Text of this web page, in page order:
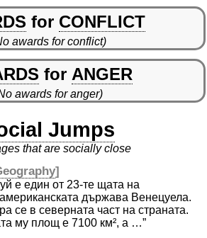
for CONFLICT
awards for conflict)
for ANGER
awards for anger)
Jumps
that are socially close
]
е един от 23-те щата на
държава Венецуела.
се в северната част на страната.
му площ е 7100 км², а …”